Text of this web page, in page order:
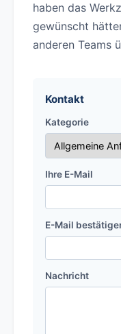
haben das
gewünscht
anderen Teams
Kontakt
Kategorie
Ihre E-Mail
E-Mail
Nachricht